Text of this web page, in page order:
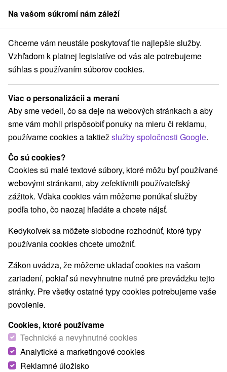
člen skupinySorger
Atrakcie na Slovensku Atrakcie pre deti Podunajsko
Atrakcie pre deti Podunajsko
Kategórie
Všetky kategórie
Aquaparky, kúpaliská(10)
Vínne cesty(1) Motokárové dráhy (2)
Golfové ihriská(3)
Plte, rafting, splavy(1) Sakrálne miesta(1)
Vyhliadkové veže a chodníky(3)
Planetária a observatória(1)
Jazerá, plesá, vodné nádrže(2) Technické pamiatky
ZOO a zvieracie farmy(2) Múzeá a galérie (5)
Turistické atrakcie(9) Adrenalinové atrakcie
Obce a mesta
Štúrovo(2)
Na vašom súkromí nám záleží
Chceme vám neustále poskytovať tie najlepšie služby.
Vzhľadom k platnej legislatíve od vás ale potrebujeme
súhlas s používaním súborov cookies.
Viac o personalizácii a meraní
Aby sme vedeli, čo sa deje na webových stránkach a aby
sme vám mohli prispôsobiť ponuky na mieru či reklamu,
používame cookies a taktiežslužby spoločnosti Google.
Čo sú cookies?
Cookies sú malé textové súbory, ktoré môžu byť používané
webovými stránkami, aby zefektívnili používateľský
zážitok. Vďaka cookies vám môžeme ponúkať služby
podľa toho, čo naozaj hľadáte a chcete nájsť.
Kedykoľvek sa môžete slobodne rozhodnúť, ktoré typy
používania cookies chcete umožniť.
Zákon uvádza, že môžeme ukladať cookies na vašom
zariadení, pokiaľ sú nevyhnutne nutné pre prevádzku tejto
stránky. Pre všetky ostatné typy cookies potrebujeme vaše
povolenie.
Cookies, ktoré používame
Technické a nevyhnutné cookies
Analytické a marketingové cookies
Reklamné úložisko